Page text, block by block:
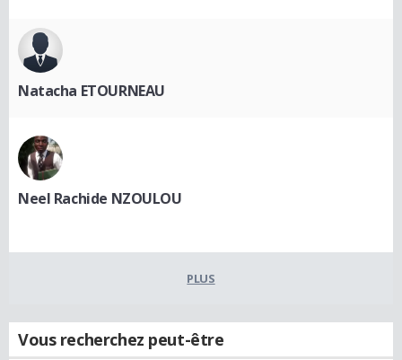
Natacha ETOURNEAU
Neel Rachide NZOULOU
PLUS
Vous recherchez peut-être